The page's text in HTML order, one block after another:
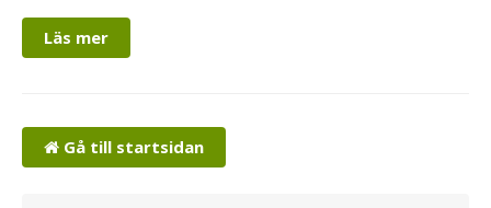
Läs mer
Gå till startsidan